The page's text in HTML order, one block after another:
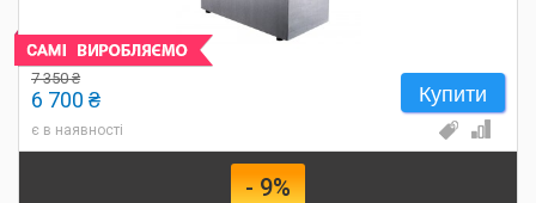
Купити
7 350 ₴
6 700 ₴
є в наявності
- 9%